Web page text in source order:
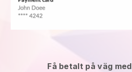
Få betalt på väg med